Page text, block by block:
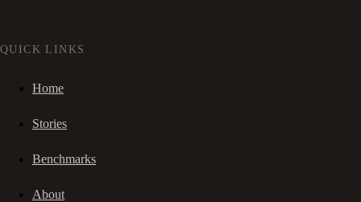
QUICK LINKS
Home
Stories
Benchmarks
About